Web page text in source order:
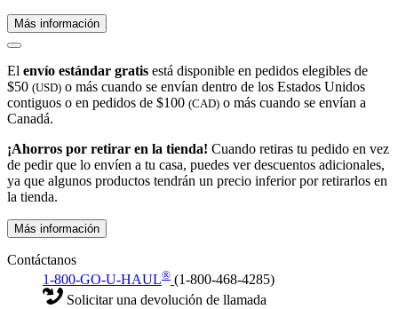
Más información
El envío estándar gratis está disponible en pedidos elegibles de
$50 (USD) o más cuando se envían dentro de los Estados Unidos
contiguos o en pedidos de $100 (CAD) o más cuando se envían a
Canadá.
¡Ahorros por retirar en la tienda! Cuando retiras tu pedido en vez
de pedir que lo envíen a tu casa, puedes ver descuentos adicionales,
ya que algunos productos tendrán un precio inferior por retirarlos en
la tienda.
Más información
Contáctanos
1-800-GO-U-HAUL® (1-800-468-4285)
Solicitar una devolución de llamada